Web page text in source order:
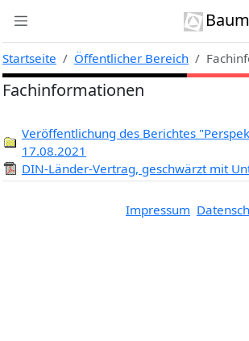
Startseite Öffentlicher Bereich
Fachinformationen
Veröffentlichung des Berichtes
17.08.2021
DIN-Länder-Vertrag, geschwärzt mit
Impressum